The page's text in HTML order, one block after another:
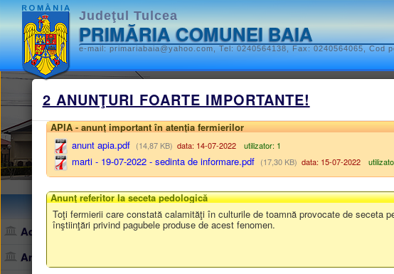
Judeţul Tulcea
PRIMĂRIA COMUNEI BAIA
e-mail: primariabaia@yahoo.com, Tel: 0240564138, Fax: 0240564065,
Administraţie
Anunţuri, comunicate
Monitorul oficial local
STATUTUL UNITĂȚII ADMINISTRATIV-
HOTĂRÂRILE AUTORITĂȚII DELIBERATIVE
ALTE DOCUMENTE
Harta site/Monitorul oficial local/DISPOZIȚIILE
2 ANUNŢURI FOARTE IMPORTANTE!
APIA - anunţ important în atenţia fermierilor
anunt apia.pdf (14,87 KB) data: 14-07-2022 utilizator: 1
marti - 19-07-2022 - sedinta de informare.pdf (17,30 KB) data: 15-07-2022
Anunţ referitor la seceta pedologică
Toţi fermierii care constată calamităţi în culturile de toamnă provocate de seceta
înştiinţări privind pagubele produse de acest fenomen.